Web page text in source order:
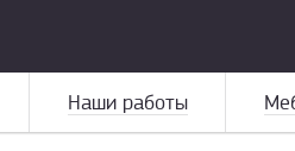
Наши работы